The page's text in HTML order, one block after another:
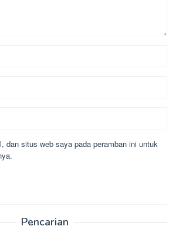
dan situs web saya pada peramban ini untuk
Pencarian